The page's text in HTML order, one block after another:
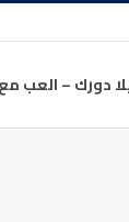
دورك – العب